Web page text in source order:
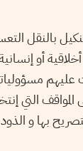
بالنقل
أو
المواقف التي
بها و